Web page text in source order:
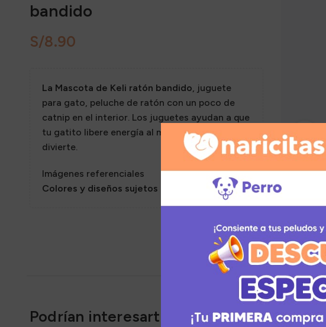
bandido
S/
La Mascota de Keli ratón bandido, juguete
para gato, peluche de ratón con un poco de
catnip en el interior. Los juguetes ayudan a que
tu gatito libere energía al mismo tiempo que se
divierte.
Imágenes referenciales
Colores y diseños sujetos a disponibilidad
Podrían interesarte